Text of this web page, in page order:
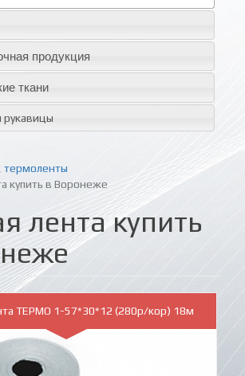
продукция
ткани
рукавицы
термоленты
купить в Воронеже
лента купить
ТЕРМО 1-57*30*12 (280р/кор) 18м